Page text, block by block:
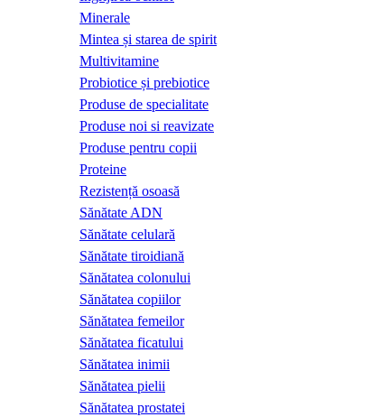
Minerale
Mintea și starea de spirit
Multivitamine
Probiotice și prebiotice
Produse de specialitate
Produse noi si reavizate
Produse pentru copii
Proteine
Rezistență osoasă
Sănătate ADN
Sănătate celulară
Sănătate tiroidiană
Sănătatea colonului
Sănătatea copiilor
Sănătatea femeilor
Sănătatea ficatului
Sănătatea inimii
Sănătatea pielii
Sănătatea prostatei